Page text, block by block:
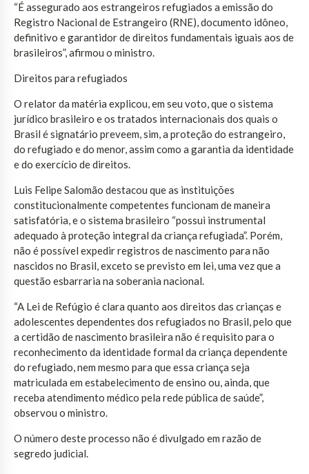
“É assegurado aos estrangeiros refugiados a emissão do
Registro Nacional de Estrangeiro (RNE), documento idôneo,
definitivo e garantidor de direitos fundamentais iguais aos de
brasileiros”, afirmou o ministro.
Direitos para refugiados
O relator da matéria explicou, em seu voto, que o sistema
jurídico brasileiro e os tratados internacionais dos quais o
Brasil é signatário preveem, sim, a proteção do estrangeiro,
do refugiado e do menor, assim como a garantia da identidade
e do exercício de direitos.
Luis Felipe Salomão destacou que as instituições
constitucionalmente competentes funcionam de maneira
satisfatória, e o sistema brasileiro “possui instrumental
adequado à proteção integral da criança refugiada”. Porém,
não é possível expedir registros de nascimento para não
nascidos no Brasil, exceto se previsto em lei, uma vez que a
questão esbarraria na soberania nacional.
“A Lei de Refúgio é clara quanto aos direitos das crianças e
adolescentes dependentes dos refugiados no Brasil, pelo que
a certidão de nascimento brasileira não é requisito para o
reconhecimento da identidade formal da criança dependente
do refugiado, nem mesmo para que essa criança seja
matriculada em estabelecimento de ensino ou, ainda, que
receba atendimento médico pela rede pública de saúde”,
observou o ministro.
O número deste processo não é divulgado em razão de
segredo judicial.